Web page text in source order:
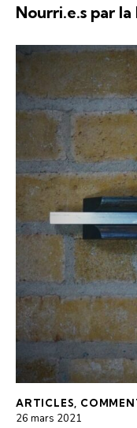
Nourri.e.s par
ARTICLES
26 mars 2021